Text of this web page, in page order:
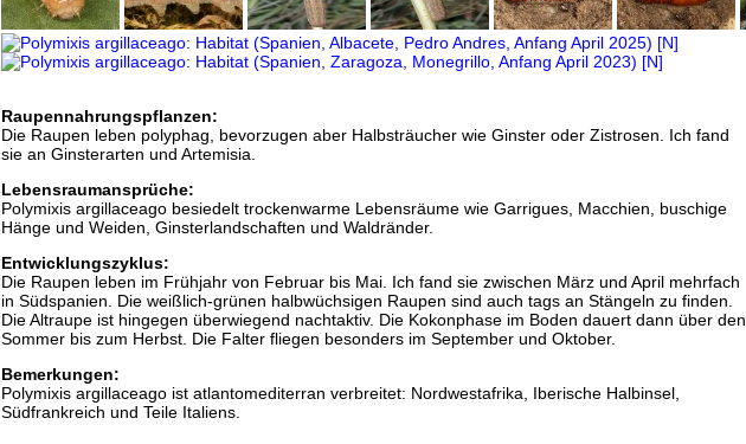
Raupennahrungspflanzen:
Die Raupen leben polyphag, bevorzugen aber Halbsträucher wie Ginster oder Zistrosen. Ich fand
sie an Ginsterarten und Artemisia.
Lebensraumansprüche:
Polymixis argillaceago besiedelt trockenwarme Lebensräume wie Garrigues, Macchien, buschige
Hänge und Weiden, Ginsterlandschaften und Waldränder.
Entwicklungszyklus:
Die Raupen leben im Frühjahr von Februar bis Mai. Ich fand sie zwischen März und April mehrfach
in Südspanien. Die weißlich-grünen halbwüchsigen Raupen sind auch tags an Stängeln zu finden.
Die Altraupe ist hingegen überwiegend nachtaktiv. Die Kokonphase im Boden dauert dann über den
Sommer bis zum Herbst. Die Falter fliegen besonders im September und Oktober.
Bemerkungen:
Polymixis argillaceago ist atlantomediterran verbreitet: Nordwestafrika, Iberische Halbinsel,
Südfrankreich und Teile Italiens.